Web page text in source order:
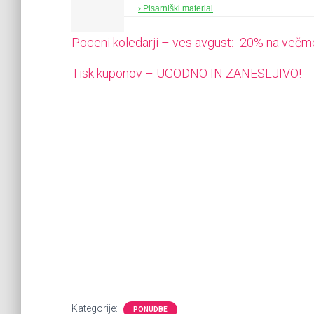
› Pisarniški material
Poceni koledarji – ves avgust: -20% na
Tisk kuponov – UGODNO IN ZANESLJIVO!
Kategorije: PONUDBE